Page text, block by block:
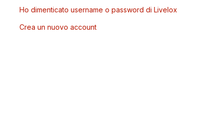
Ho dimenticato username o password di Livelox
Crea un nuovo account